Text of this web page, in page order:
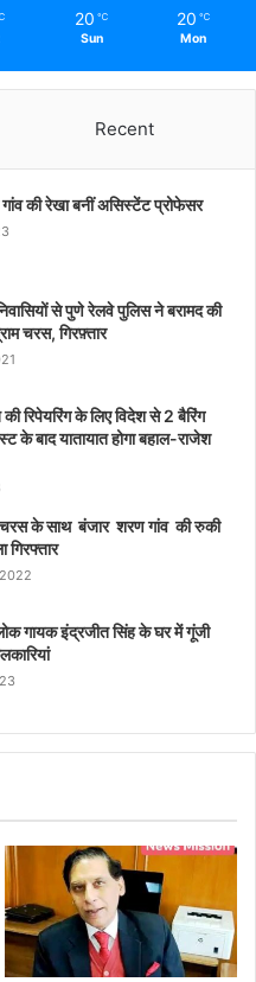
20 ℃
Sun
20 ℃
Mon
Recent
की रेखा बनीं असिस्टेंट प्रोफेसर
से पुणे रेलवे पुलिस ने बरामद की
चरस, गिरफ़्तार
रिपेयरिंग के लिए विदेश से 2 बैरिंग
के बाद यातायात होगा बहाल-राजेश
चरस के साथ बंजार शरण गांव की रुकी
गिरफ्तार
लोक गायक इंद्रजीत सिंह के घर में गूंजी